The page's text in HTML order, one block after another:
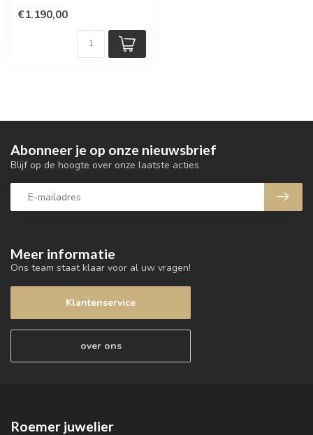
€1.190,00
Meer informatie
Ons team staat klaar voor al uw vragen!
Klantenservice
over ons
Abonneer je op onze nieuwsbrief
Blijf op de hoogte over onze laatste acties
Roemer juwelier